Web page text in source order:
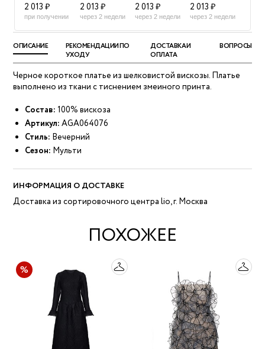
2 013 ₽
при получении
2 013 ₽
через 2 недели
2 013 ₽
через 2 недели
2 013 ₽
через 2 недели
ОПИСАНИЕ
РЕКОМЕНДАЦИИ ПО
УХОДУ
ДОСТАВКА И
ОПЛАТА
ВОПРОСЫ
Черное короткое платье из шелковистой вискозы. Платье
выполнено из ткани с тиснением змеиного принта.
Состав: 100% вискоза
Артикул: AGA064076
Стиль: Вечерний
Сезон: Мульти
ИНФОРМАЦИЯ О ДОСТАВКЕ
Доставка из сортировочного центра lio, г. Москва
ПОХОЖЕЕ